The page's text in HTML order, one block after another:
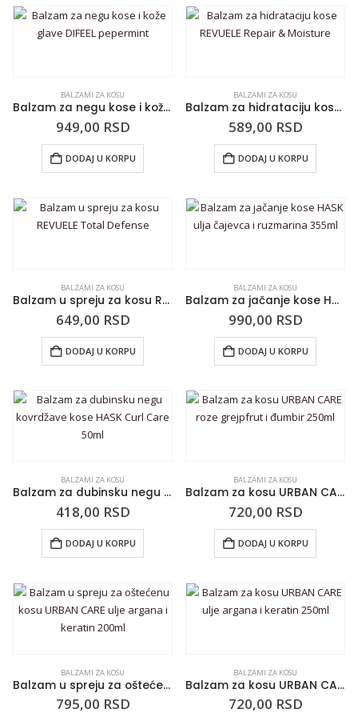
BALZAMI ZA KOSU
Balzam za negu kose i kože glave DIFEEL pepermint
949,00 RSD
DODAJ U KORPU
BALZAMI ZA KOSU
Balzam za hidrataciju kose REVUELE Repair & Moisture
589,00 RSD
DODAJ U KORPU
BALZAMI ZA KOSU
Balzam u spreju za kosu REVUELE Total Defense
649,00 RSD
DODAJ U KORPU
BALZAMI ZA KOSU
Balzam za jačanje kose HASK ulja čajevca i ruzmarina 355ml
990,00 RSD
DODAJ U KORPU
BALZAMI ZA KOSU
Balzam za dubinsku negu kovrdžave kose HASK Curl Care 50ml
418,00 RSD
DODAJ U KORPU
BALZAMI ZA KOSU
Balzam za kosu URBAN CARE roze grejpfrut i đumbir 250ml
720,00 RSD
DODAJ U KORPU
BALZAMI ZA KOSU
Balzam u spreju za oštećenu kosu URBAN CARE ulje argana i keratin 200ml
795,00 RSD
BALZAMI ZA KOSU
Balzam za kosu URBAN CARE ulje argana i keratin 250ml
720,00 RSD